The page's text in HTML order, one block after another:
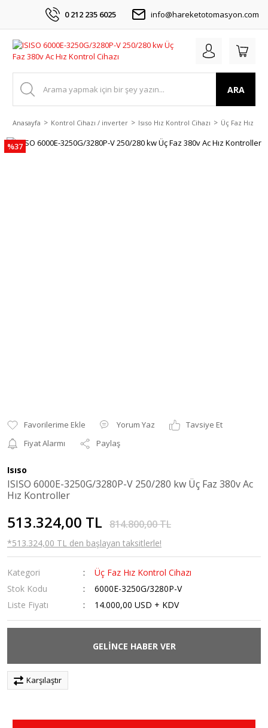
0 212 235 6025 info@hareketotomasyon.com
ARA
Anasayfa Kontrol Cihazı / inverter Isıso Hız Kontrol Cihazı Üç Faz Hız
%37
Yorum Yaz
Tavsiye Et
Fiyat Alarmı
Paylaş
Isıso
ISISO 6000E-3250G/3280P-V 250/280 kw Üç Faz 380v Ac
Hız Kontroller
513.324,00 TL 814.800,00 TL
*513.324,00 TL den başlayan taksitlerle!
Kategori
Üç Faz Hız Kontrol Cihazı
Stok Kodu
6000E-3250G/3280P-V
Liste Fiyatı
14.000,00 USD + KDV
GELİNCE HABER VER
Karşılaştır